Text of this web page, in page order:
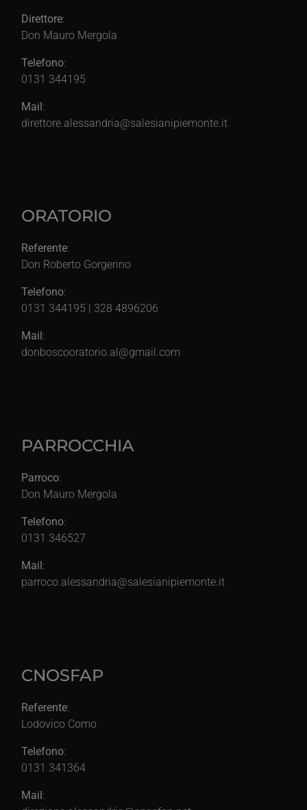
Direttore:
Don Mauro Mergola
Telefono:
0131 344195
Mail:
direttore.alessandria@salesianipiemonte.it
ORATORIO
Referente:
Don Roberto Gorgerino
Telefono:
0131 344195 | 328 4896206
Mail :
donboscooratorio.al@gmail.com
PARROCCHIA
Parroco:
Don Mauro Mergola
Telefono:
0131 346527
Mail:
parroco.alessandria@salesianipiemonte.it
CNOSFAP
Referente:
Lodovico Como
Telefono:
0131 341364
Mail: